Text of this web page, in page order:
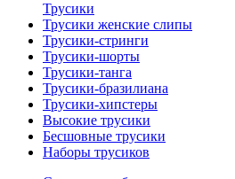
Трусики
Трусики женские слипы
Трусики-стринги
Трусики-шорты
Трусики-танга
Трусики-бразилиана
Трусики-хипстеры
Высокие трусики
Бесшовные трусики
Наборы трусиков